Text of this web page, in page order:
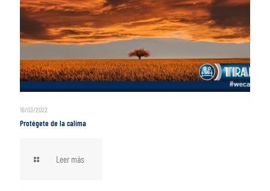
16/03/2022
Protégete de la calima
Leer más